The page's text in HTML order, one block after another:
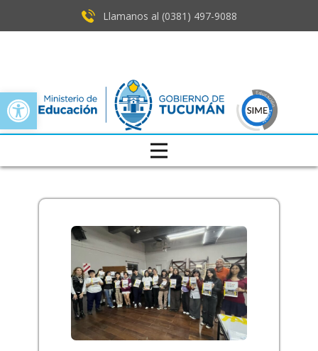
Open toolbar
Llamanos al (0381) ​497-9088